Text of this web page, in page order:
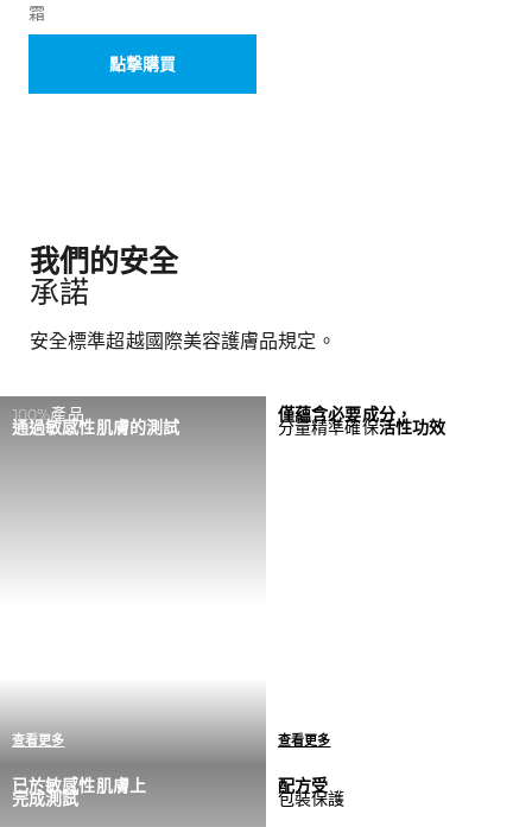
霜
點撃購買
我們的安全
承諾
安全標準超越國際美容護膚品規定。
100%產品
通過敏感性肌膚的測試
查看更多
唯一標準 = 零敏感反應
如果檢測到任何敏感反應個
僅蘊含必要成分，
分量精準確保活性功效
查看更多
我們與皮膚科醫生和毒理學
家合作研發產品，當中僅蘊
已於敏感性肌膚上
完成測試
配方受
包裝保護